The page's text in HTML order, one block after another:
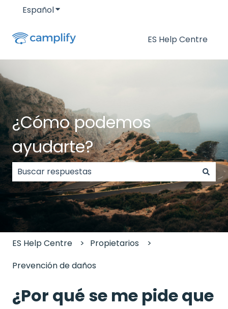
EspañolTraducciones de Mostrar submenú de
ES Help Centre
¿Cómo podemos
ayudarte?
No hay sugerencias porque el campo de
ES Help Centre
Propietarios
Prevención de daños
¿Por qué se me pide que